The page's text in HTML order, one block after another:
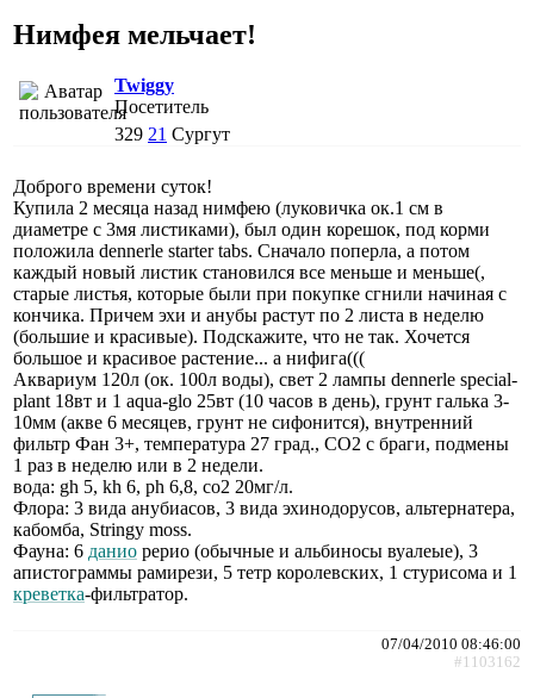
Нимфея мельчает!
Twiggy
Посетитель
329 21 Сургут
Доброго времени суток!
Купила 2 месяца назад нимфею (луковичка ок.1 см в
диаметре с 3мя листиками), был один корешок, под корми
положила dennerle starter tabs. Сначало поперла, а потом
каждый новый листик становился все меньше и меньше(,
старые листья, которые были при покупке сгнили начиная с
кончика. Причем эхи и анубы растут по 2 листа в неделю
(большие и красивые). Подскажите, что не так. Хочется
большое и красивое растение... а нифига(((
Аквариум 120л (ок. 100л воды), свет 2 лампы dennerle special-
plant 18вт и 1 aqua-glo 25вт (10 часов в день), грунт галька 3-
10мм (акве 6 месяцев, грунт не сифонится), внутренний
фильтр Фан 3+, температура 27 град., СО2 с браги, подмены
1 раз в неделю или в 2 недели.
вода: gh 5, kh 6, ph 6,8, со2 20мг/л.
Флора: 3 вида анубиасов, 3 вида эхинодорусов, альтернатера,
кабомба, Stringy moss.
Фауна: 6 данио рерио (обычные и альбиносы вуалеые), 3
апистограммы рамирези, 5 тетр королевских, 1 стурисома и 1
креветка-фильтратор.
07/04/2010 08:46:00
#1103162